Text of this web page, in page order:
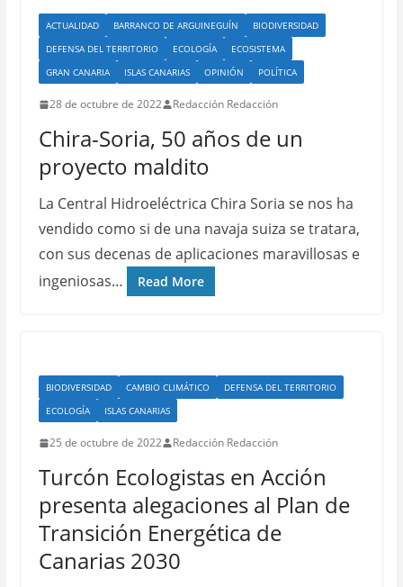
ACTUALIDAD BARRANCO DE ARGUINEGUÍN
BIODIVERSIDAD
DEFENSA DEL TERRITORIO
ECOLOGÍA
ECOSISTEMA
GRAN CANARIA
ISLAS CANARIAS OPINIÓN POLÍTICA
28 de octubre de 2022 Redacción Redacción
Chira-Soria, 50 años de un
proyecto maldito
La Central Hidroeléctrica Chira Soria se nos ha
vendido como si de una navaja suiza se tratara,
con sus decenas de aplicaciones maravillosas e
ingeniosas…
Read More
BIODIVERSIDAD CAMBIO CLIMÁTICO
DEFENSA DEL TERRITORIO
ECOLOGÍA
ISLAS CANARIAS
25 de octubre de 2022 Redacción Redacción
Turcón Ecologistas en Acción
presenta alegaciones al Plan de
Transición Energética de
Canarias 2030